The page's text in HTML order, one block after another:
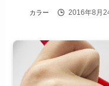
カラー 2016年8月